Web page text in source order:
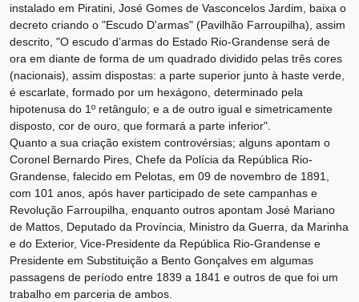
instalado em Piratini, José Gomes de Vasconcelos Jardim, baixa o
decreto criando o "Escudo D'armas" (Pavilhão Farroupilha), assim
descrito, "O escudo d’armas do Estado Rio-Grandense será de
ora em diante de forma de um quadrado dividido pelas três cores
(nacionais), assim dispostas: a parte superior junto à haste verde,
é escarlate, formado por um hexágono, determinado pela
hipotenusa do 1º retângulo; e a de outro igual e simetricamente
disposto, cor de ouro, que formará a parte inferior".
Quanto a sua criação existem controvérsias; alguns apontam o
Coronel Bernardo Pires, Chefe da Polícia da República Rio-
Grandense, falecido em Pelotas, em 09 de novembro de 1891,
com 101 anos, após haver participado de sete campanhas e
Revolução Farroupilha, enquanto outros apontam José Mariano
de Mattos, Deputado da Província, Ministro da Guerra, da Marinha
e do Exterior, Vice-Presidente da República Rio-Grandense e
Presidente em Substituição a Bento Gonçalves em algumas
passagens de período entre 1839 a 1841 e outros de que foi um
trabalho em parceria de ambos.